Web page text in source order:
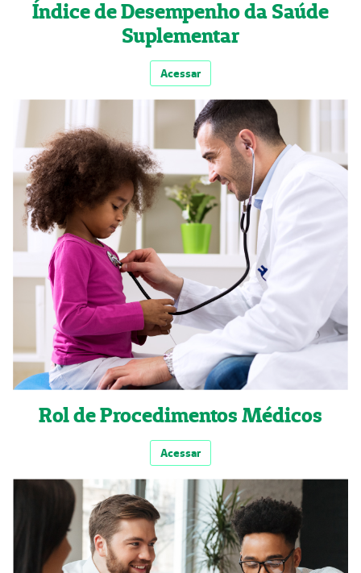
Índice de Desempenho da Saúde
Suplementar
Acessar
Rol de Procedimentos Médicos
Acessar